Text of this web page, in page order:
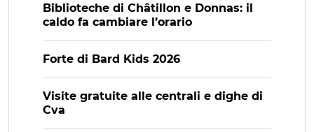
Biblioteche di Châtillon e Donnas: il
caldo fa cambiare l’orario
Forte di Bard Kids 2026
Visite gratuite alle centrali e dighe di
Cva